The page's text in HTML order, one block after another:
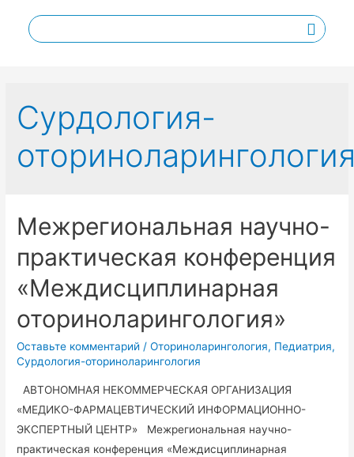
Сурдология-
Межрегиональная научно-
практическая конференция
«Междисциплинарная
оториноларингология»
Оставьте комментарий /Оториноларингология, Педиатрия,
Сурдология-оториноларингология
АВТОНОМНАЯ НЕКОММЕРЧЕСКАЯ ОРГАНИЗАЦИЯ
«МЕДИКО-ФАРМАЦЕВТИЧЕСКИЙ ИНФОРМАЦИОННО-
ЭКСПЕРТНЫЙ ЦЕНТР» Межрегиональная научно-
практическая конференция «Междисциплинарная